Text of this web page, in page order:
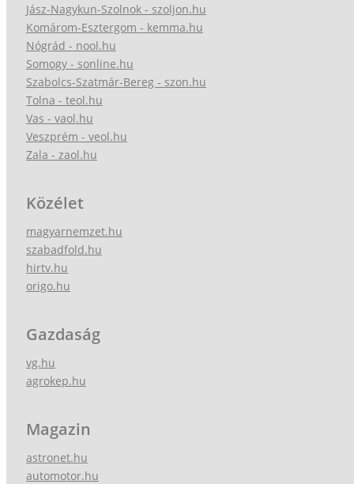
Jász-Nagykun-Szolnok - szoljon.hu
Komárom-Esztergom - kemma.hu
Nógrád - nool.hu
Somogy - sonline.hu
Szabolcs-Szatmár-Bereg - szon.hu
Tolna - teol.hu
Vas - vaol.hu
Veszprém - veol.hu
Zala - zaol.hu
Közélet
magyarnemzet.hu
szabadfold.hu
hirtv.hu
origo.hu
Gazdaság
vg.hu
agrokep.hu
Magazin
astronet.hu
automotor.hu